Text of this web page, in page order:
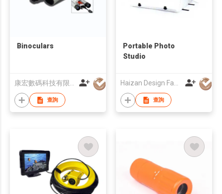
Binoculars
康宏數碼科技有限公司
查詢
Portable Photo
Studio
Haizan Design Factory
查詢